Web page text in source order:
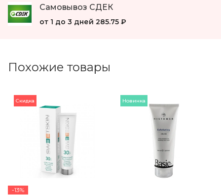
Самовывоз СДЕК
от 1 до 3 дней 285.75 ₽
Похожие товары
Скидка
-13%
Новинка